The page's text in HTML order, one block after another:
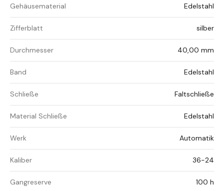
Gehäusematerial Edelstahl
Zifferblatt silber
Durchmesser 40,00 mm
Band Edelstahl
Schließe Faltschließe
Material Schließe Edelstahl
Werk Automatik
Kaliber 36-24
Gangreserve 100 h